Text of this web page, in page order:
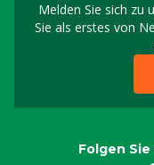
Melden Sie sich zu
Sie als erstes von
Folgen